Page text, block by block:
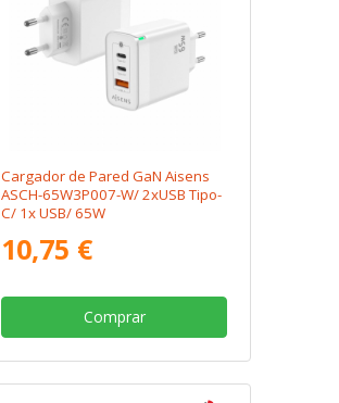
Cargador de Pared GaN Aisens
ASCH-65W3P007-W/ 2xUSB Tipo-
C/ 1x USB/ 65W
10,75 €
Comprar